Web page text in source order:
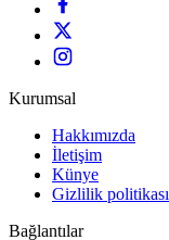
Kurumsal
Hakkımızda
İletişim
Künye
Gizlilik politikası
Bağlantılar